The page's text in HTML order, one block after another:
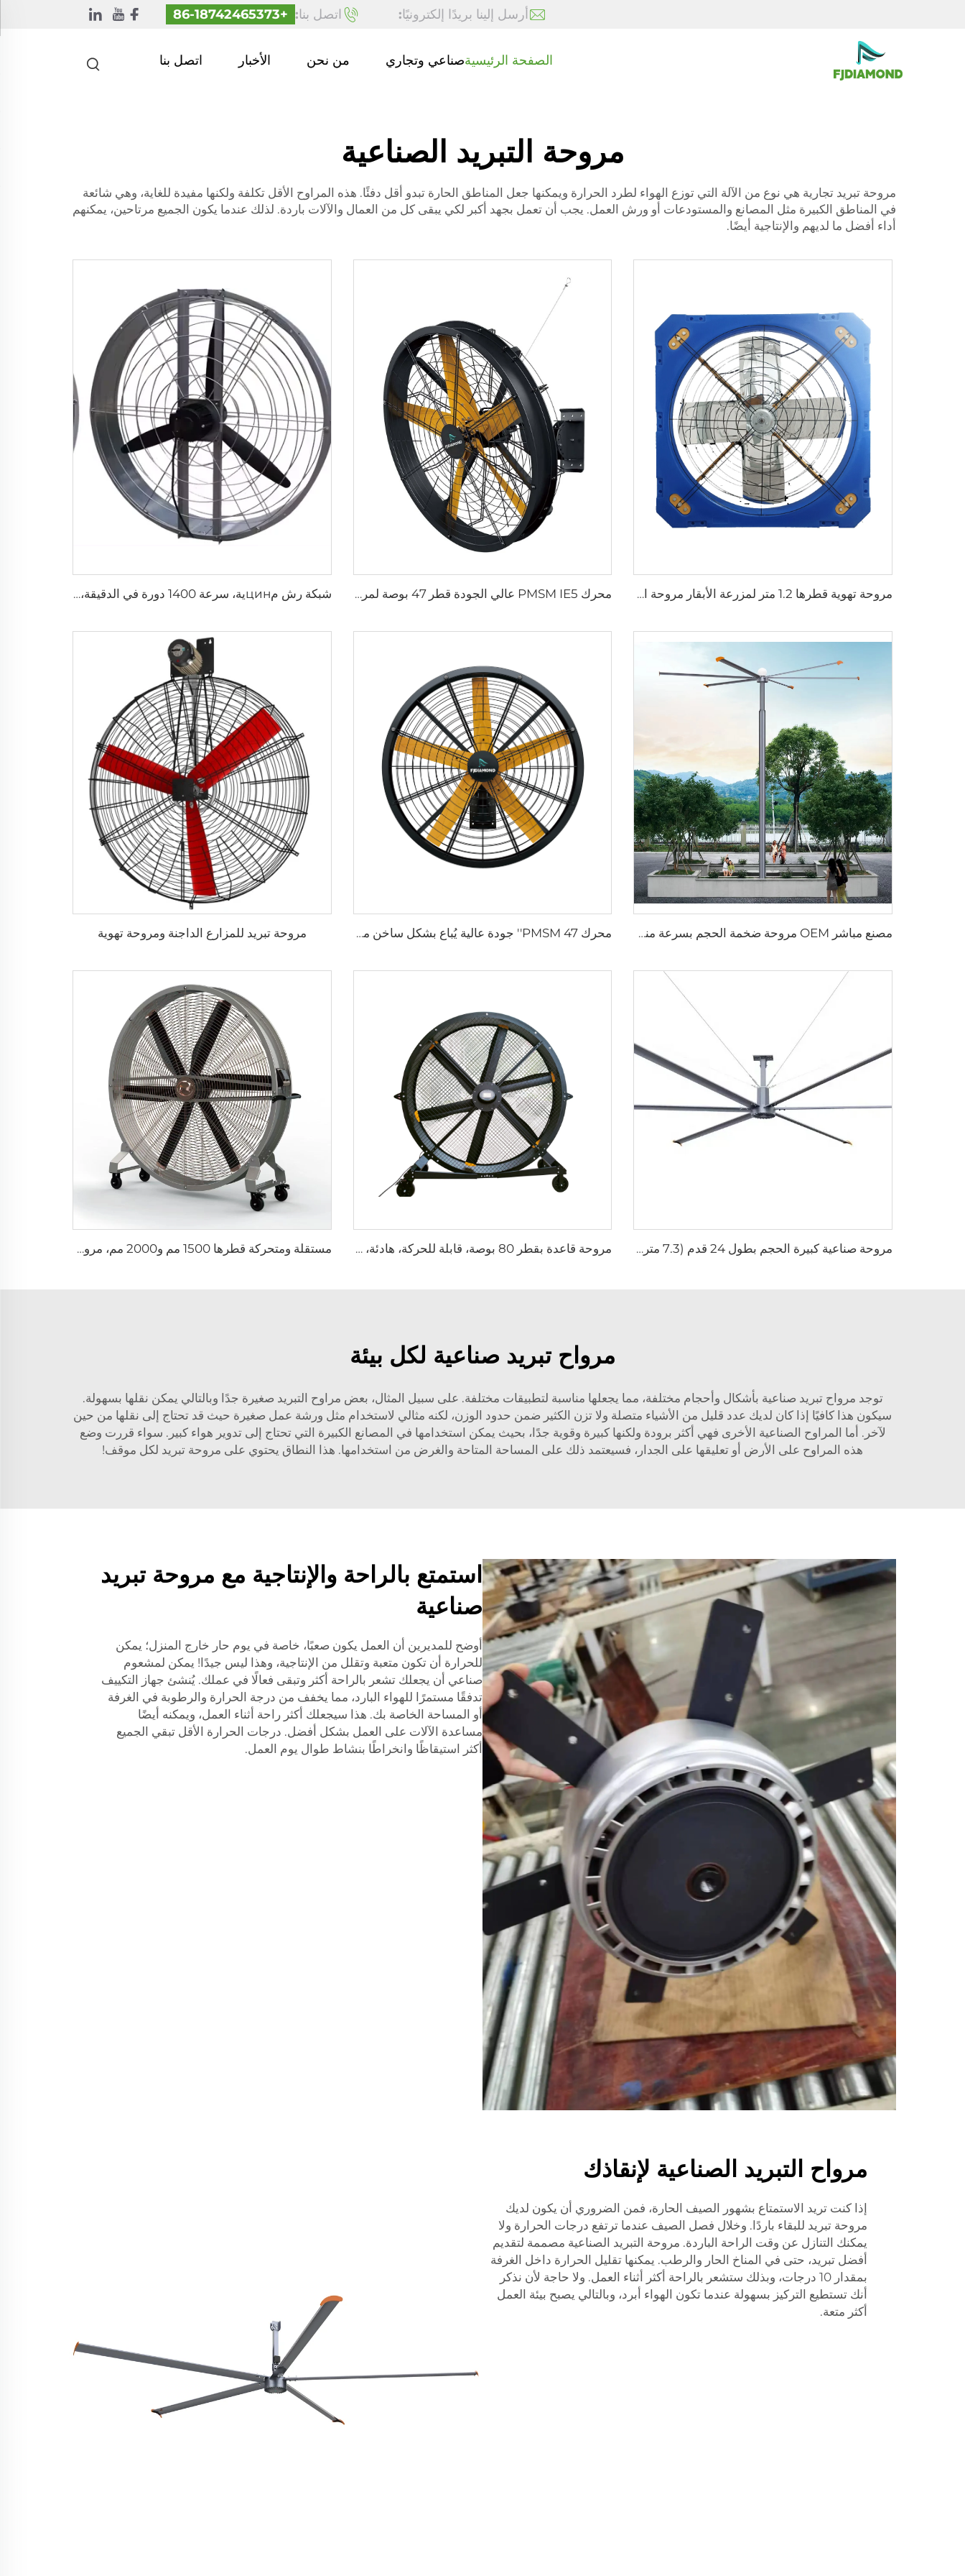
أرسل إلينا بريدًا إلكترونيًا: اتصل بنا: +86-18742465373
الصفحة الرئيسيةصناعي وتجاري من نحن الأخبار اتصل بنا
مروحة التبريد الصناعية
مروحة تبريد تجارية هي نوع من الآلة التي توزع الهواء لطرد الحرارة ويمكنها جعل المناطق الحارة تبدو أقل دفئًا. هذه المراوح الأقل تكلفة ولكنها مفيدة للغاية، وهي شائعة
في المناطق الكبيرة مثل المصانع والمستودعات أو ورش العمل. يجب أن تعمل بجهد أكبر لكي يبقى كل من العمال والآلات باردة. لذلك عندما يكون الجميع مرتاحين، يمكنهم
أداء أفضل ما لديهم والإنتاجية أيضًا.
مروحة تهوية قطرها 1.2 متر لمزرعة الأبقار مروحة استنزاف خضراء لمزرعة الأبقار مروحة استنزاف الحليب محرك PMSM IE5 عالي الجودة قطر 47 بوصة لمروحة صناعية كبيرة للمصانع والمطاعم والفنادق بجهد 220 فولت شبكة رش مцинية، سرعة 1400 دورة في الدقيقة، حجم كبير، قطر 950 ملم، مروحة معلقة مستديرة لاستخدامها في مستودعات الأبقار
مصنع مباشر OEM مروحة ضخمة الحجم بسرعة منخفضة وطاقة استهلاك منخفضة بحجم 16 قدم (5 متر) ومروحة نوع عمود محرك PMSM 47'' جودة عالية يُباع بشكل ساخن مروحة صناعية مثبتة على الحائط بمرحلة واحدة 50 هرتز لمخازن مروحة تبريد للمزارع الداجنة ومروحة تهوية
مروحة صناعية كبيرة الحجم بطول 24 قدم (7.3 متر) ذات محرك AC فعال من حيث الطاقة وصامتة وتوفّر هواء طبيعيًا مروحة قاعدة بقطر 80 بوصة، قابلة للحركة، هادئة، ارتفاع 2000 ملم، مناسبة للاستخدام في المنازل والمرافق الصناعية والمطاعم، تعمل بجهدين 220 فولت/380 فولت، مصنوعة من الألمنيوم مستقلة ومتحركة قطرها 1500 مم و2000 مم، مروحة تبريد صناعية بدون فرشاة، مروحة جيم
مرواح تبريد صناعية لكل بيئة
توجد مرواح تبريد صناعية بأشكال وأحجام مختلفة، مما يجعلها مناسبة لتطبيقات مختلفة. على سبيل المثال، بعض مراوح التبريد صغيرة جدًا وبالتالي يمكن نقلها بسهولة.
سيكون هذا كافيًا إذا كان لديك عدد قليل من الأشياء متصلة ولا تزن الكثير ضمن حدود الوزن، لكنه مثالي لاستخدام مثل ورشة عمل صغيرة حيث قد تحتاج إلى نقلها من حين
لآخر. أما المراوح الصناعية الأخرى فهي أكثر برودة ولكنها كبيرة وقوية جدًا، بحيث يمكن استخدامها في المصانع الكبيرة التي تحتاج إلى تدوير هواء كبير. سواء قررت وضع
هذه المراوح على الأرض أو تعليقها على الجدار، فسيعتمد ذلك على المساحة المتاحة والغرض من استخدامها. هذا النطاق يحتوي على مروحة تبريد لكل موقف!
استمتع بالراحة والإنتاجية مع مروحة تبريد
صناعية
أوضح للمديرين أن العمل يكون صعبًا، خاصة في يوم حار خارج المنزل؛ يمكن
للحرارة أن تكون متعبة وتقلل من الإنتاجية، وهذا ليس جيدًا! يمكن لمشعوم
صناعي أن يجعلك تشعر بالراحة أكثر وتبقى فعالًا في عملك. يُنشئ جهاز التكييف
تدفقًا مستمرًا للهواء البارد، مما يخفف من درجة الحرارة والرطوبة في الغرفة
أو المساحة الخاصة بك. هذا سيجعلك أكثر راحة أثناء العمل، ويمكنه أيضًا
مساعدة الآلات على العمل بشكل أفضل. درجات الحرارة الأقل تبقي الجميع
أكثر استيقاظًا وانخراطًا بنشاط طوال يوم العمل.
مرواح التبريد الصناعية لإنقاذك
إذا كنت تريد الاستمتاع بشهور الصيف الحارة، فمن الضروري أن يكون لديك
مروحة تبريد للبقاء باردًا. وخلال فصل الصيف عندما ترتفع درجات الحرارة ولا
يمكنك التنازل عن وقت الراحة الباردة. مروحة التبريد الصناعية مصممة لتقديم
أفضل تبريد، حتى في المناخ الحار والرطب. يمكنها تقليل الحرارة داخل الغرفة
بمقدار 10 درجات، وبذلك ستشعر بالراحة أكثر أثناء العمل. ولا حاجة لأن نذكر
أنك تستطيع التركيز بسهولة عندما تكون الهواء أبرد، وبالتالي يصبح بيئة العمل
أكثر متعة.